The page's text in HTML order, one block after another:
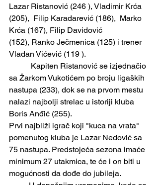
Lazar Ristanović (246 ), Vladimir Krća
(205),  Filip Karadarević (186),  Marko
Krća (167), Filip Davidović
(152), Ranko Ječmenica (125) i trener
Vladan Vićević (119 ).
sa Žarkom Vukotićem po broju ligaških
nastupa (233), dok se na prvom mestu
nalazi najbolji strelac u istoriji kluba
Boris Anđić (255).
Prvi najbliži igrač koji "kuca na vrata"
pomenutog kluba je Lazar Nedović sa
75 nastupa. Predstojeća sezona imaće
minimum 27 utakmica, te će i on biti u
mogućnosti da dođe do jubileja.